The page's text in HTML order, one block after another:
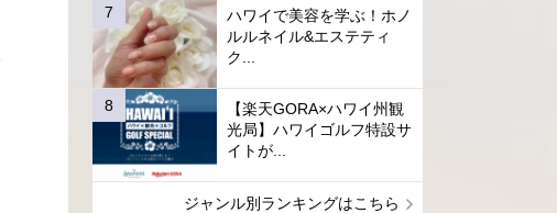
ハワイで美容を学ぶ！ホノ
ルルネイル&エステティ
ク...
【楽天GORA×ハワイ州観
光局】ハワイゴルフ特設サ
イトが...
ジャンル別ランキングはこちら